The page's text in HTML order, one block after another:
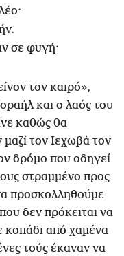
σε φυγή·
τον καιρό»,
και ο λαός του
καθώς θα
τον Ιεχωβά τον
δρόμο που οδηγεί
στραμμένο προς
προσκολληθούμε
δεν πρόκειται να
κοπάδι από χαμένα
τούς έκαναν να